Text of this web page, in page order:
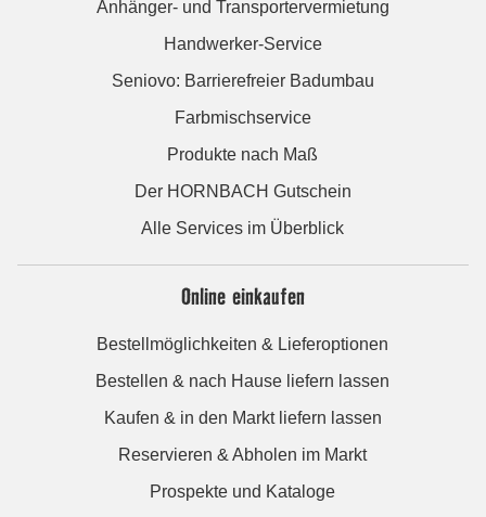
Anhänger- und Transportervermietung
Handwerker-Service
Seniovo: Barrierefreier Badumbau
Farbmischservice
Produkte nach Maß
Der HORNBACH Gutschein
Alle Services im Überblick
Online einkaufen
Bestellmöglichkeiten & Lieferoptionen
Bestellen & nach Hause liefern lassen
Kaufen & in den Markt liefern lassen
Reservieren & Abholen im Markt
Prospekte und Kataloge